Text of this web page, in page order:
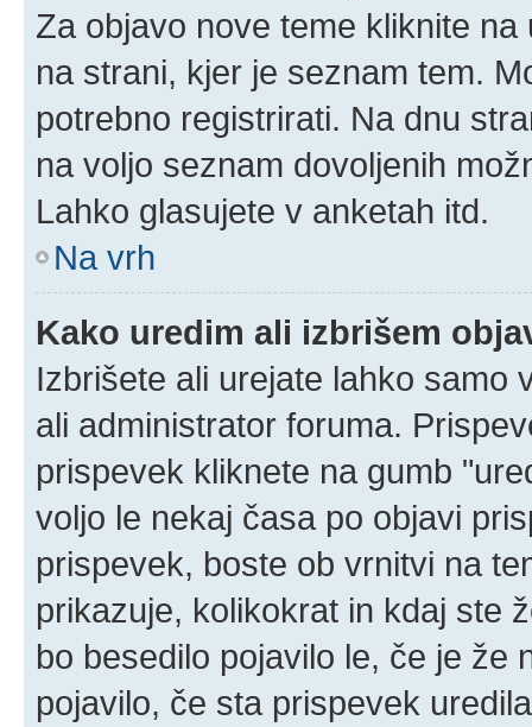
Za objavo nove teme kliknite
na strani, kjer je seznam tem.
potrebno registrirati. Na dnu
na voljo seznam dovoljenih
Lahko glasujete v anketah itd.
Na vrh
Kako uredim ali izbrišem
Izbrišete ali urejate lahko samo
ali administrator foruma.
prispevek kliknete na gumb
voljo le nekaj časa po objavi
prispevek, boste ob vrnitvi na
prikazuje, kolikokrat in kdaj ste
bo besedilo pojavilo le, če je že
pojavilo, če sta prispevek